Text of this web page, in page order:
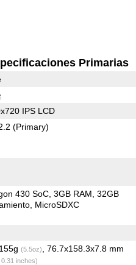
Primarias
IPS LCD
(Primary)
430 SoC 3GB RAM 32GB
MicroSDXC
(5.5oz) , 76.7x158.3x7.8 mm
inches)